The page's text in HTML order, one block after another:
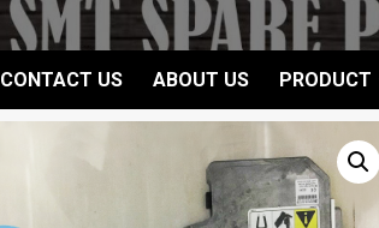
CONTACT US ABOUT US PRODUCT